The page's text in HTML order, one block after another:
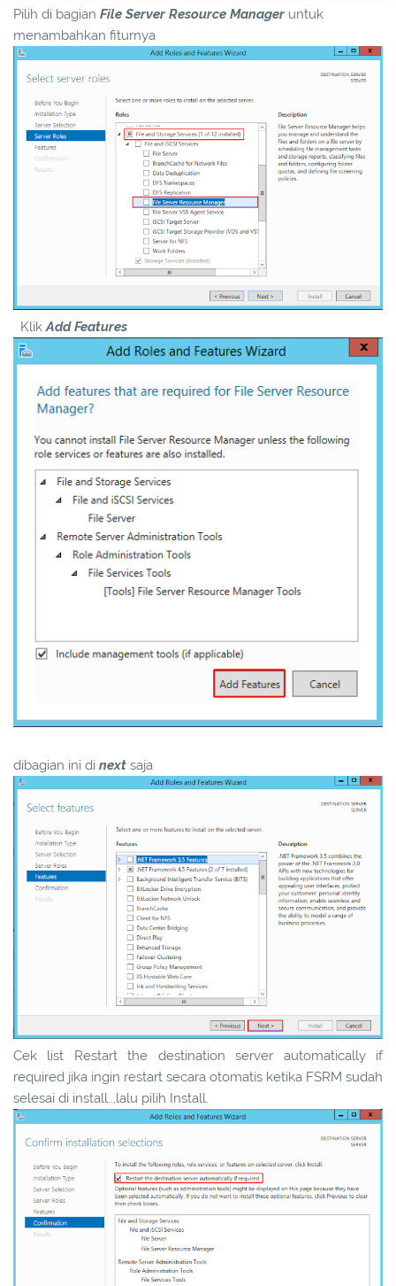
Pilih di bagian File Server Resource Manager untuk
menambahkan fiturnya
KlikAdd Features
dibagian ini di next saja
Cek list Restart the destination server automatically if
required jika ingin restart secara otomatis ketika FSRM sudah
selesai di install..,lalu pilih Install.